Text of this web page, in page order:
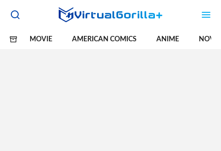
MOVIE AMERICAN COMICS ANIME